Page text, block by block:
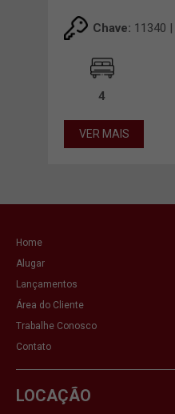
Chave: 11340 |
4
VER MAIS
Home
Alugar
Lançamentos
Área do Cliente
Trabalhe Conosco
Contato
LOCAÇÃO